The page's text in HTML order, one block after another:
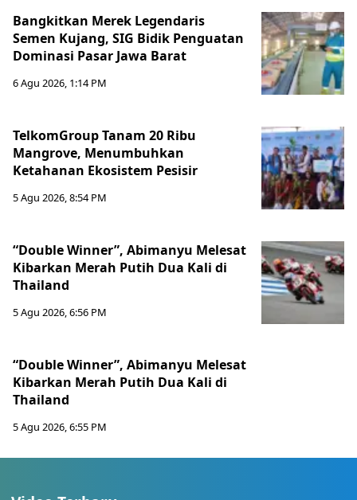
Bangkitkan Merek Legendaris
Semen Kujang, SIG Bidik Penguatan
Dominasi Pasar Jawa Barat
6 Agu 2026, 1:14 PM
TelkomGroup Tanam 20 Ribu
Mangrove, Menumbuhkan
Ketahanan Ekosistem Pesisir
5 Agu 2026, 8:54 PM
“Double Winner”, Abimanyu Melesat
Kibarkan Merah Putih Dua Kali di
Thailand
5 Agu 2026, 6:56 PM
“Double Winner”, Abimanyu Melesat
Kibarkan Merah Putih Dua Kali di
Thailand
5 Agu 2026, 6:55 PM